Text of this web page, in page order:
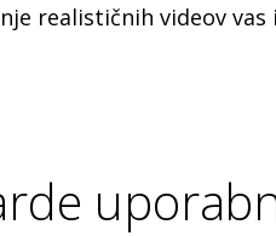
realističnih videov